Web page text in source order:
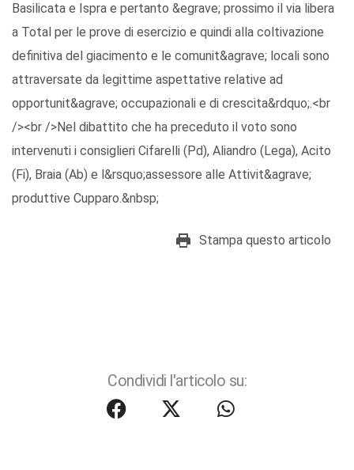
Basilicata e Ispra e pertanto &egrave; prossimo il via libera
a Total per le prove di esercizio e quindi alla coltivazione
definitiva del giacimento e le comunit&agrave; locali sono
attraversate da legittime aspettative relative ad
opportunit&agrave; occupazionali e di crescita&rdquo;.<br
/><br />Nel dibattito che ha preceduto il voto sono
intervenuti i consiglieri Cifarelli (Pd), Aliandro (Lega), Acito
(Fi), Braia (Ab) e l&rsquo;assessore alle Attivit&agrave;
produttive Cupparo.&nbsp;
Stampa questo articolo
Condividi l'articolo su: